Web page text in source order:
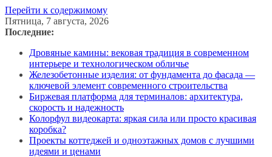
Перейти к содержимому
Пятница, 7 августа, 2026
Последние:
Дровяные камины: вековая традиция в современном
интерьере и технологическом обличье
Железобетонные изделия: от фундамента до фасада —
ключевой элемент современного строительства
Биржевая платформа для терминалов: архитектура,
скорость и надежность
Колорфул видеокарта: яркая сила или просто красивая
коробка?
Проекты коттеджей и одноэтажных домов с лучшими
идеями и ценами